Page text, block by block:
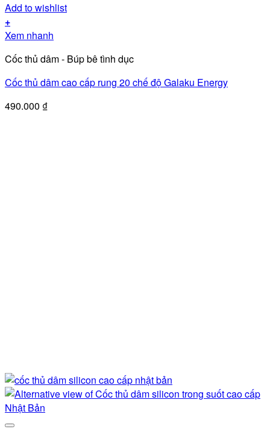
Add to wishlist
+
Xem nhanh
Cốc thủ dâm - Búp bê tình dục
Cốc thủ dâm cao cấp rung 20 chế độ Galaku Energy
490.000 ₫